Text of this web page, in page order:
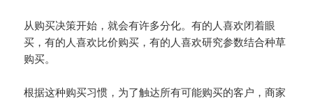
从购买决策开始，就会有许多分化。有的人喜欢闭着眼
买，有的人喜欢比价购买，有的人喜欢研究参数结合种草
购买。
根据这种购买习惯，为了触达所有可能购买的客户，商家